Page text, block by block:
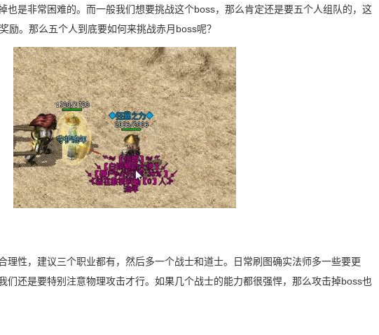
也是非常困难的。而一般我们想要挑战这个boss，那么肯定还是要五个人组队的，这
励。那么五个人到底要如何来挑战赤月boss呢？
理性，建议三个职业都有，然后多一个战士和道士。日常刷图确实法师多一些要更
们还是要特别注意物理攻击才行。如果几个战士的能力都很强悍，那么攻击掉boss也